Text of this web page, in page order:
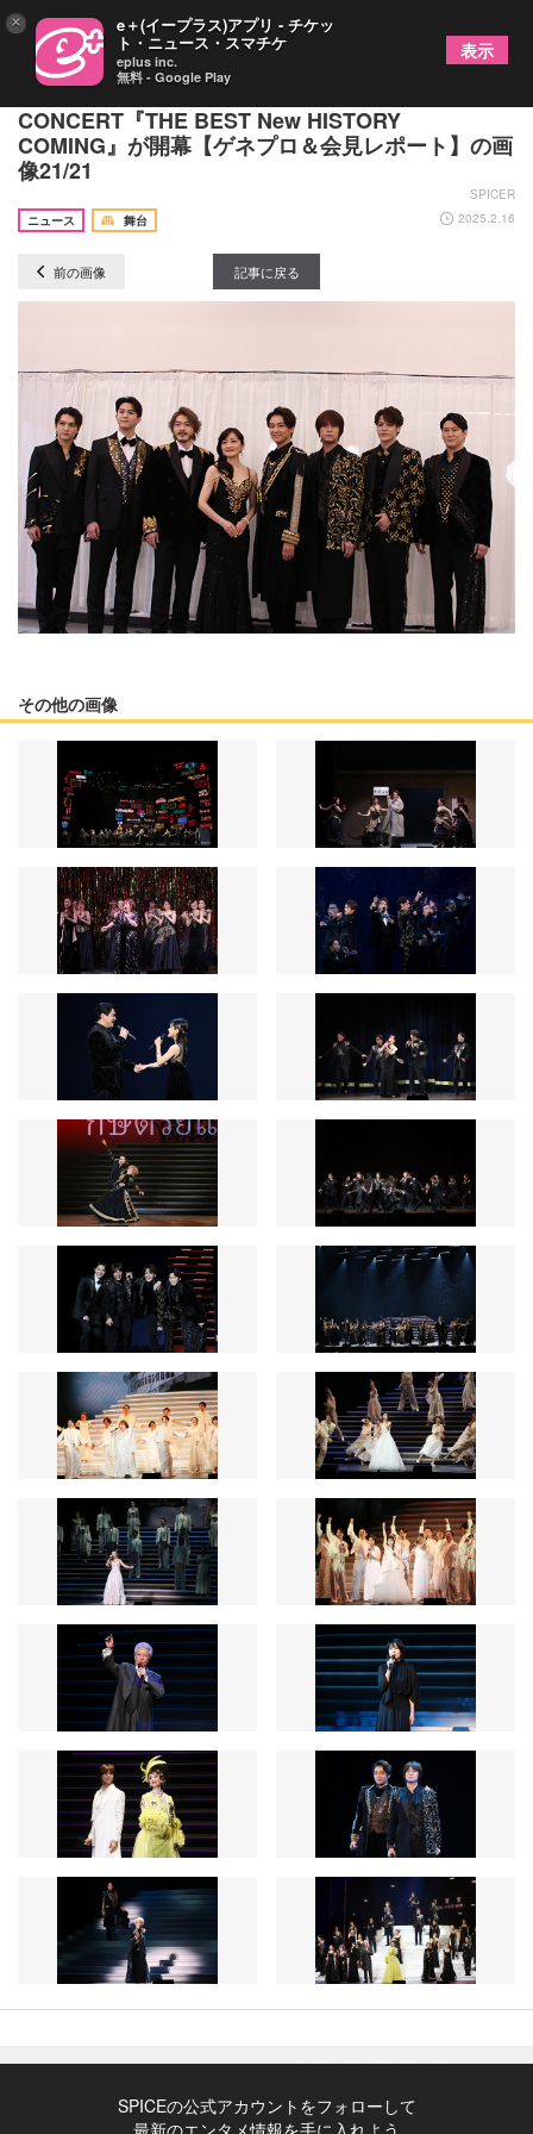
53作品の楽曲を豪華キャストが披露 帝国劇場
CONCERT『THE BEST New HISTORY
COMING』が開幕【ゲネプロ＆会見レポート】の画
像21/21
SPICER
ニュース
舞台 2025.2.16
前の画像 記事に戻る
その他の画像
SPICEの公式アカウントをフォローして
最新のエンタメ情報を手に入れよう
× e＋(イープラス)アプリ - チケッ
ト・ニュース・スマチケ
eplus inc.
無料 - Google Play
表示